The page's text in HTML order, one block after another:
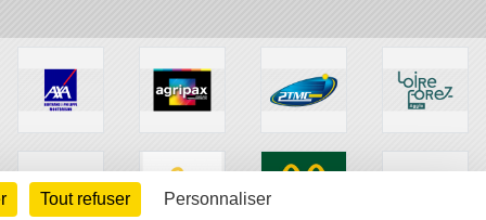
Tout refuser Personnaliser